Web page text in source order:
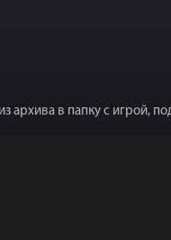
архива в папку с игрой,